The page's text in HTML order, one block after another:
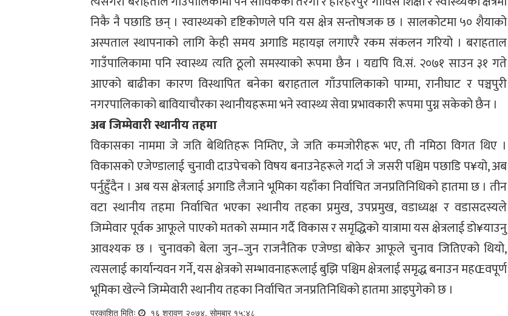
निकै नै पछाडि छन् । स्वास्थ्यको दृष्टिकोणले पनि यस क्षेत्र सन्तोषजक छ । सालकोटमा ५० शैयाको
अस्पताल स्थापनाको लागि केही समय अगाडि महायज्ञ लगाएरै रकम संकलन गरियो । बराहताल
गाउँपालिकामा पनि स्वास्थ्य त्यति ठूलो समस्याको रूपमा छैन । यद्यपि वि.सं. २०७१ साउन ३१ गते
आएको बाढीका कारण विस्थापित बनेका बराहताल गाँउपालिकाको पाग्मा, रानीघाट र पञ्चपुरी
नगरपालिकाको बावियाचौरका स्थानीयहरूमा भने स्वास्थ्य सेवा प्रभावकारी रूपमा पुग्न सकेको छैन ।
अब जिम्मेवारी स्थानीय तहमा
विकासका नाममा जे जति बेथितिहरू निम्तिए, जे जति कमजोरीहरू भए, ती नमिठा विगत थिए ।
विकासको एजेण्डालाई चुनावी दाउपेचको विषय बनाउनेहरूले गर्दा जे जसरी पश्चिम पछाडि प¥यो, अब
पर्नुहुँदैन । अब यस क्षेत्रलाई अगाडि लैजाने भूमिका यहाँका निर्वाचित जनप्रतिनिधिको हातमा छ । तीन
वटा स्थानीय तहमा निर्वाचित भएका स्थानीय तहका प्रमुख, उपप्रमुख, वडाध्यक्ष र वडासदस्यले
जिम्मेवार पूर्वक आफूले पाएको मतको सम्मान गर्दै विकास र समृद्धिको यात्रामा यस क्षेत्रलाई डो¥याउनु
आवश्यक छ । चुनावको बेला जुन–जुन राजनैतिक एजेण्डा बोकेर आफूले चुनाव जितिएको थियो,
त्यसलाई कार्यान्यवन गर्ने, यस क्षेत्रको सम्भावनाहरूलाई बुझि पश्चिम क्षेत्रलाई समृद्ध बनाउन महŒवपूर्ण
भूमिका खेल्ने जिम्मेवारी स्थानीय तहका निर्वाचित जनप्रतिनिधिको हातमा आइपुगेको छ ।
प्रकाशित मितिः १६ श्रावण २०७४, सोमबार १५:४८